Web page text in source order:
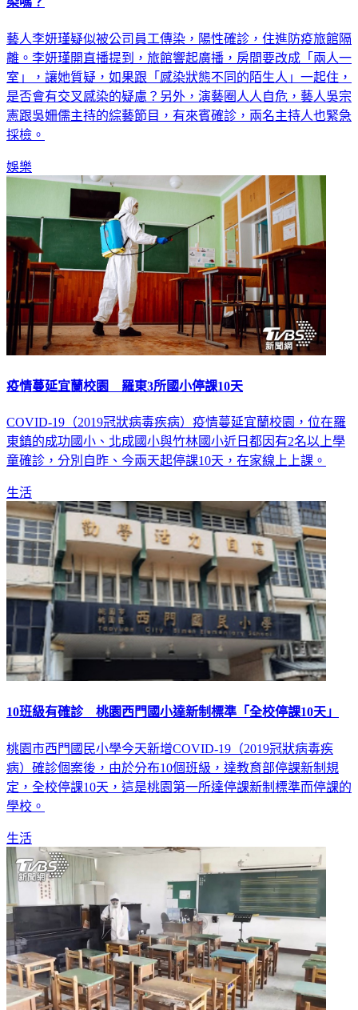
藝人李妍瑾疑似被公司員工傳染，陽性確診，住進防疫旅館隔
離。李妍瑾開直播提到，旅館響起廣播，房間要改成「兩人一
室」，讓她質疑，如果跟「感染狀態不同的陌生人」一起住，
是否會有交叉感染的疑慮？另外，演藝圈人人自危，藝人吳宗
憲跟吳姍儒主持的綜藝節目，有來賓確診，兩名主持人也緊急
採檢。
娛樂
疫情蔓延宜蘭校園 羅東3所國小停課10天
COVID-19（2019冠狀病毒疾病）疫情蔓延宜蘭校園，位在羅
東鎮的成功國小、北成國小與竹林國小近日都因有2名以上學
童確診，分別自昨、今兩天起停課10天，在家線上上課。
生活
10班級有確診 桃園西門國小達新制標準「全校停課10天」
桃園市西門國民小學今天新增COVID-19（2019冠狀病毒疾
病）確診個案後，由於分布10個班級，達教育部停課新制規
定，全校停課10天，這是桃園第一所達停課新制標準而停課的
學校。
生活